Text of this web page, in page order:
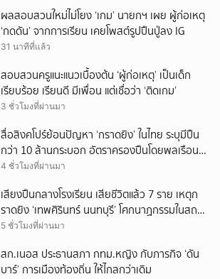
ผลสอบสวนใหม่ไม่โยง ‘เกม’ นายกฯ เผย ผู้ก่อเหตุ
‘กดดัน’ จากการเรียน เคยโพสต์รูปปืนปู่ลง IG
31 นาทีที่แล้ว
สอบสวนครูแนะแนวเบื้องต้น ‘ผู้ก่อเหตุ’ เป็นเด็ก
เรียบร้อย เรียนดี มีเพื่อน แต่เชื่อว่า ‘ติดเกม’
3 ชั่วโมงที่ผ่านมา
สื่อสิงคโปร์ย้อนปัญหา ‘กราดยิง’ ในไทย ระบุมีปืน
กว่า 10 ล้านกระบอก อัตราครองปืนโดยพลเรือน
สูงที่สุดในภูมิภาค
4 ชั่วโมงที่ผ่านมา
เสียงปืนกลางโรงเรียน เสียชีวิตแล้ว 7 ราย เหตุก
ราดยิง ‘เทพศิรินทร์ นนทบุรี’ โศกนาฏกรรมในสถาน
ศึกษา ครั้งที่ 2 ในรอบปี
5 ชั่วโมงที่ผ่านมา
สก.เนอส ประธานสภา กทม.หญิง กับภารกิจ ‘ดัน
บาร์’ การเมืองท้องถิ่น ให้ไกลกว่าเดิม